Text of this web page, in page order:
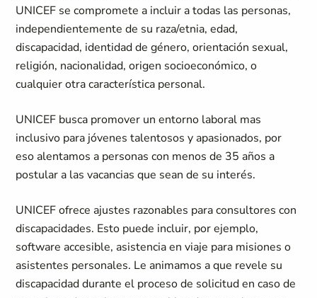
UNICEF se compromete a incluir a todas las personas,
independientemente de su raza/etnia, edad,
discapacidad, identidad de género, orientación sexual,
religión, nacionalidad, origen socioeconómico, o
cualquier otra característica personal.
UNICEF busca promover un entorno laboral mas
inclusivo para jóvenes talentosos y apasionados, por
eso alentamos a personas con menos de 35 años a
postular a las vacancias que sean de su interés.
UNICEF ofrece ajustes razonables para consultores con
discapacidades. Esto puede incluir, por ejemplo,
software accesible, asistencia en viaje para misiones o
asistentes personales. Le animamos a que revele su
discapacidad durante el proceso de solicitud en caso de